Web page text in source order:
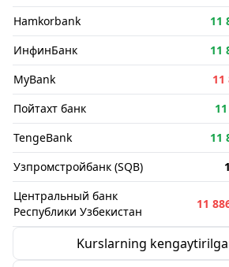
Hamkorbank 11
ИнфинБанк
11
MyBank 11
Пойтахт банк
TengeBank 11
Узпромстройбанк (SQB)
Центральный банк
Республики Узбекистан
11
Kurslarning